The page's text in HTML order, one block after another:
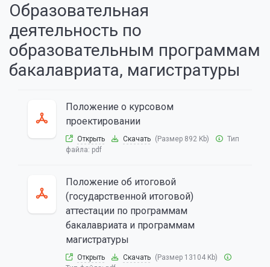
Образовательная
деятельность по
образовательным программам
бакалавриата, магистратуры
Положение о курсовом
проектировании
Открыть Скачать (Размер 892 Kb)
Тип
файла: pdf
Положение об итоговой
(государственной итоговой)
аттестации по программам
бакалавриата и программам
магистратуры
Открыть Скачать (Размер 13104 Kb)